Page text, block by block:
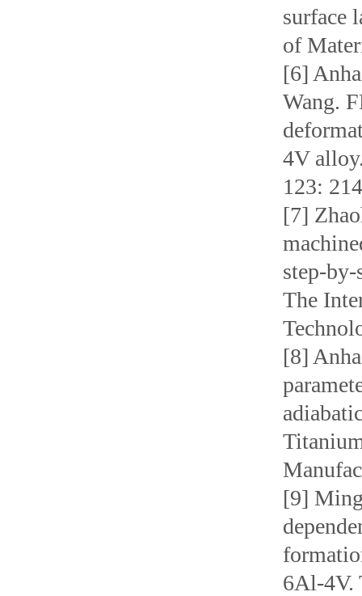
surface
of
[6]
Wang.
4V
123:
[7]
step-
The
[8]
[9]
6Al-4V.